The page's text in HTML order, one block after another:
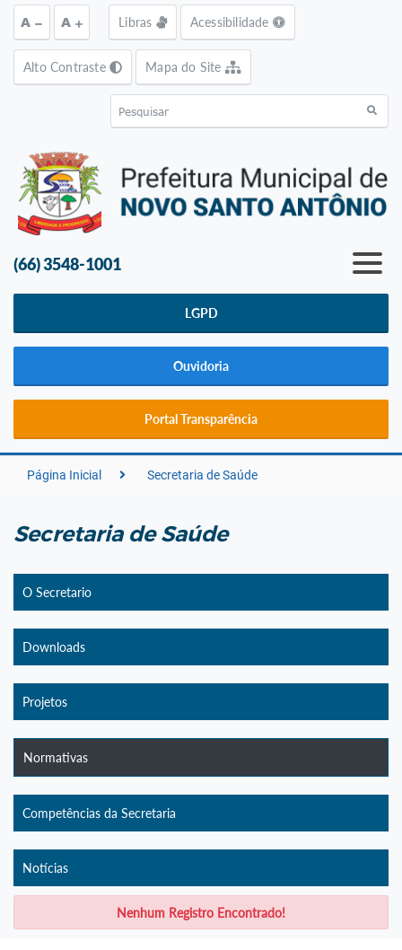
Ir para o conteúdo [alt+1] Ir para o menu [alt+2] Ir para a busca [alt+3]
A A Libras Acessibilidade
Alto Contraste Mapa do Site
(66) 3548-1001
LGPD
Ouvidoria
Portal Transparência
Página Inicial Secretaria de Saúde
Secretaria de Saúde
O Secretario
Downloads
Projetos
Normativas
Competências da Secretaria
Notícias
Nenhum Registro Encontrado!